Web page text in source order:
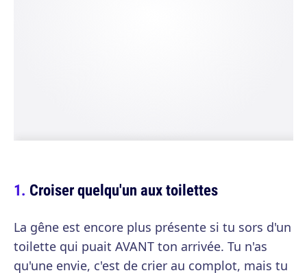
Croiser quelqu'un aux toilettes
La gêne est encore plus présente si tu sors d'un
toilette qui puait AVANT ton arrivée. Tu n'as
qu'une envie, c'est de crier au complot, mais tu